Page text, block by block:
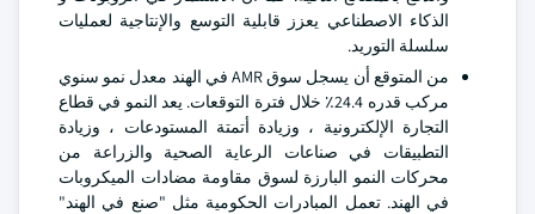
الذكاء الاصطناعي يعزز قابلية التوسع والإنتاجية لعمليات
سلسلة التوريد.
من المتوقع أن يسجل سوق AMR في الهند معدل نمو سنوي
مركب قدره 24.4٪ خلال فترة التوقعات. يعد النمو في قطاع
التجارة الإلكترونية ، وزيادة أتمتة المستودعات ، وزيادة
التطبيقات في صناعات الرعاية الصحية والزراعة من
محركات النمو البارزة لسوق مقاومة مضادات الميكروبات
في الهند. تعمل المبادرات الحكومية مثل "صنع في الهند"